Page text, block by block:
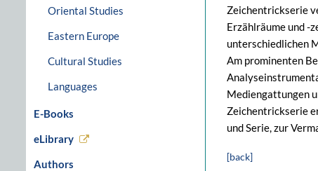
Oriental Studies
Eastern Europe
Cultural Studies
Languages
E-Books
eLibrary
Authors
Zeichentrickserie
Erzählräume und -
unterschiedlichen
Am prominenten
Mediengattungen
Zeichentrickserie
und Serie, zur
[back]